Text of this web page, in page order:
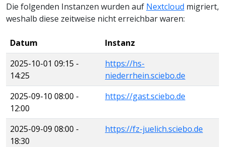
Die folgenden Instanzen wurden auf Nextcloud migriert,
weshalb diese zeitweise nicht erreichbar waren:
Datum
Instanz
2025-10-01 09:15 -
14:25
https://hs-
niederrhein.sciebo.de
2025-09-10 08:00 -
12:00
https://gast.sciebo.de
2025-09-09 08:00 -
18:30
https://fz-juelich.sciebo.de